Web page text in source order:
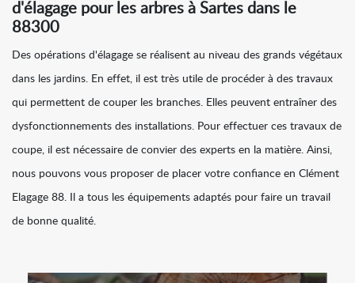
d'élagage pour les arbres à Sartes dans le
88300
Des opérations d'élagage se réalisent au niveau des grands végétaux
dans les jardins. En effet, il est très utile de procéder à des travaux
qui permettent de couper les branches. Elles peuvent entraîner des
dysfonctionnements des installations. Pour effectuer ces travaux de
coupe, il est nécessaire de convier des experts en la matière. Ainsi,
nous pouvons vous proposer de placer votre confiance en Clément
Elagage 88. Il a tous les équipements adaptés pour faire un travail
de bonne qualité.